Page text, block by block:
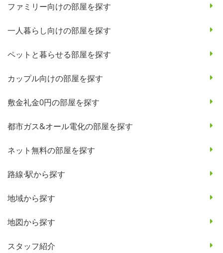
ファミリー向けの部屋を探す
一人暮らし向けの部屋を探す
ペットと暮らせる部屋を探す
カップル向けの部屋を探す
敷金礼金0円の部屋を探す
都市ガス&オール電化の部屋を探す
ネット無料の部屋を探す
路線·駅から探す
地域から探す
地図から探す
スタッフ紹介